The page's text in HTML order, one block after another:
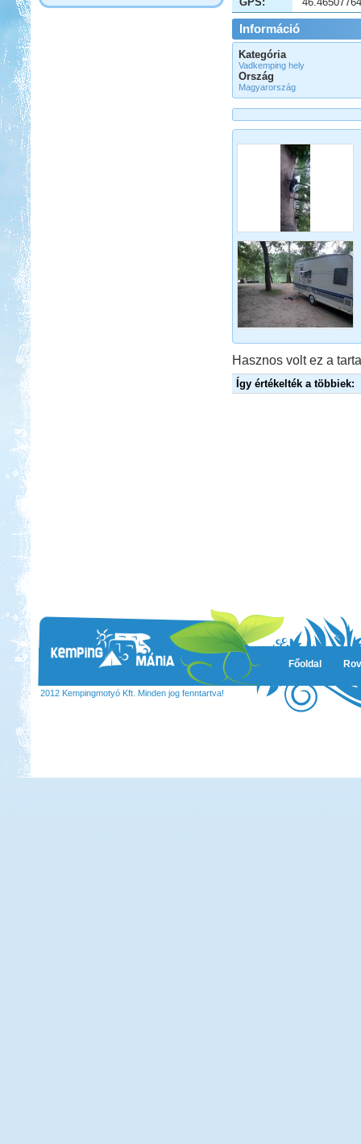
Információ
Kategória
Vadkemping hely
Ország
Magyarország
Hasznos volt ez a
Így értékelték a többiek:
Főoldal
2012 Kempingmotyó Kft. Minden jog fenntartva!